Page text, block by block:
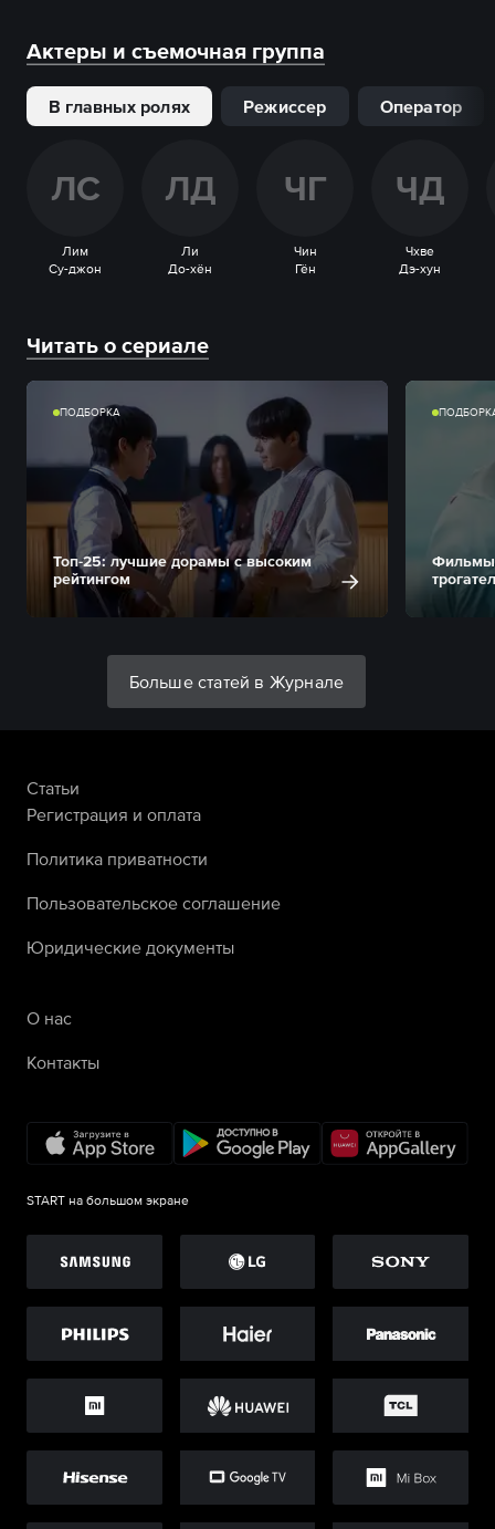
Актеры и съемочная группа
В главных ролях Режиссер Оператор
ЛС
Лим
Су-джон
ЛД
Ли
До-хён
ЧГ
Чин
Гён
ЧД
Чхве
Дэ-хун
Читать о сериале
ПОДБОРКА
Топ-25: лучшие дорамы с высоким
рейтингом
Фильмы
Больше статей в Журнале
Статьи
Регистрация и оплата
Политика приватности
Пользовательское соглашение
Юридические документы
О нас
Контакты
START на большом экране